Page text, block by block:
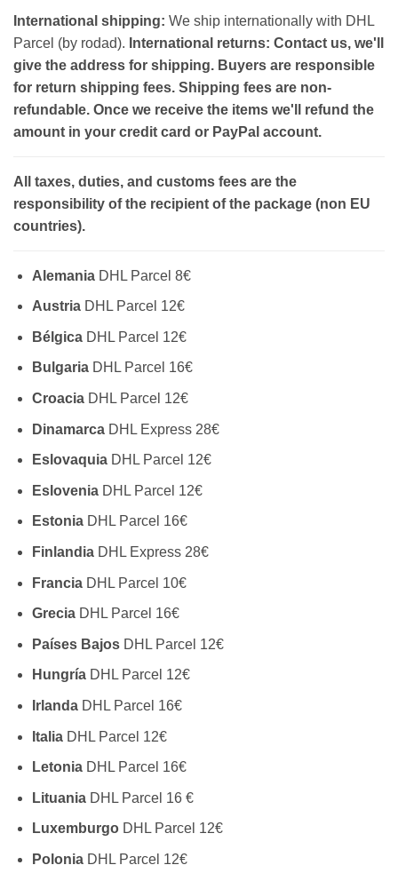
International shipping: We ship internationally with DHL
Parcel (by rodad). International returns: Contact us, we'll
give the address for shipping. Buyers are responsible
for return shipping fees. Shipping fees are non-
refundable. Once we receive the items we'll refund the
amount in your credit card or PayPal account.
All taxes, duties, and customs fees are the
responsibility of the recipient of the package (non EU
countries).
AlemaniaDHL Parcel 8€
AustriaDHL Parcel 12€
BélgicaDHL Parcel 12€
BulgariaDHL Parcel 16€
CroaciaDHL Parcel 12€
DinamarcaDHL Express 28€
EslovaquiaDHL Parcel 12€
EsloveniaDHL Parcel 12€
EstoniaDHL Parcel 16€
FinlandiaDHL Express 28€
FranciaDHL Parcel 10€
GreciaDHL Parcel 16€
Países BajosDHL Parcel 12€
HungríaDHL Parcel 12€
IrlandaDHL Parcel 16€
ItaliaDHL Parcel 12€
LetoniaDHL Parcel 16€
LituaniaDHL Parcel 16 €
LuxemburgoDHL Parcel 12€
PoloniaDHL Parcel 12€